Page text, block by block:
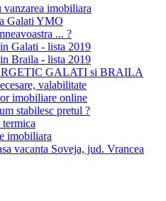
vanzarea imobiliara
Galati YMO
... ?
Galati - lista 2019
Braila - lista 2019
GALATI si BRAILA
valabilitate
imobiliare online
stabilesc pretul ?
imobiliara
vacanta Soveja, jud. Vrancea